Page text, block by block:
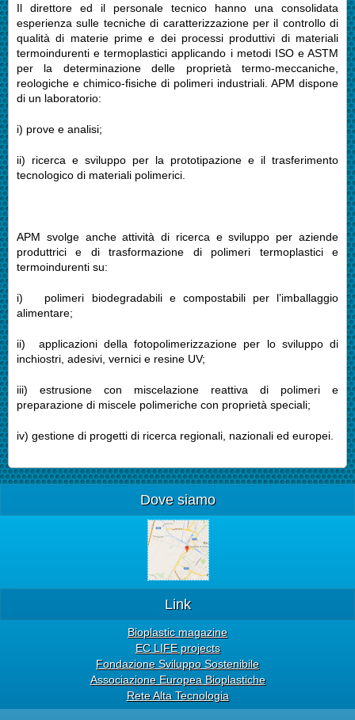
Il direttore ed il personale tecnico hanno una consolidata
esperienza sulle tecniche di caratterizzazione per il controllo di
qualità di materie prime e dei processi produttivi di materiali
termoindurenti e termoplastici applicando i metodi ISO e ASTM
per la determinazione delle proprietà termo-meccaniche,
reologiche e chimico-fisiche di polimeri industriali. APM dispone
di un laboratorio:
i) prove e analisi;
ii) ricerca e sviluppo per la prototipazione e il trasferimento
tecnologico di materiali polimerici.
APM svolge anche attività di ricerca e sviluppo per aziende
produttrici e di trasformazione di polimeri termoplastici e
termoindurenti su:
i) polimeri biodegradabili e compostabili per l’imballaggio
alimentare;
ii) applicazioni della fotopolimerizzazione per lo sviluppo di
inchiostri, adesivi, vernici e resine UV;
iii) estrusione con miscelazione reattiva di polimeri e
preparazione di miscele polimeriche con proprietà speciali;
iv) gestione di progetti di ricerca regionali, nazionali ed europei.
Dove siamo
Link
Bioplastic magazine
EC LIFE projects
Fondazione Sviluppo Sostenibile
Associazione Europea Bioplastiche
Rete Alta Tecnologia